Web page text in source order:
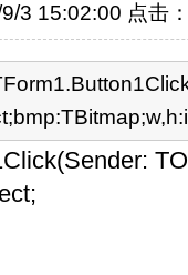
3 15:02:00 点击